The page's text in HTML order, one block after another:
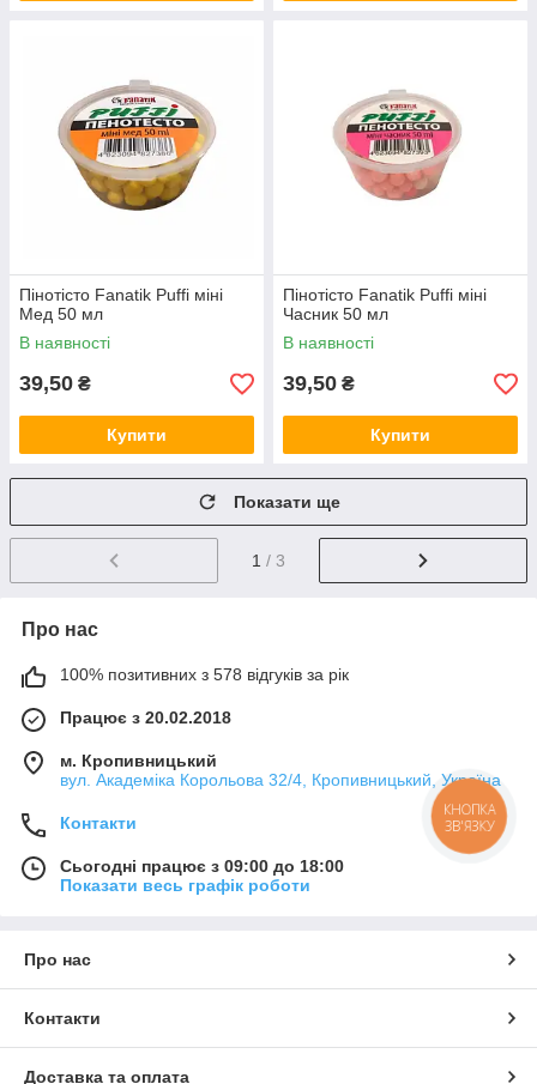
Пінотісто Fanatik Puffi міні
Мед 50 мл
В наявності
39,50 ₴
Купити
Пінотісто Fanatik Puffi міні
Часник 50 мл
В наявності
39,50 ₴
Купити
Показати ще
1 / 3
Про нас
100% позитивних з 578 відгуків за рік
Працює з 20.02.2018
м. Кропивницький
вул. Академіка Корольова 32/4, Кропивницький, Україна
Контакти
Сьогодні працює з 09:00 до 18:00
Показати весь графік роботи
Про нас
Контакти
Доставка та оплата
КНОПКА
ЗВ'ЯЗКУ